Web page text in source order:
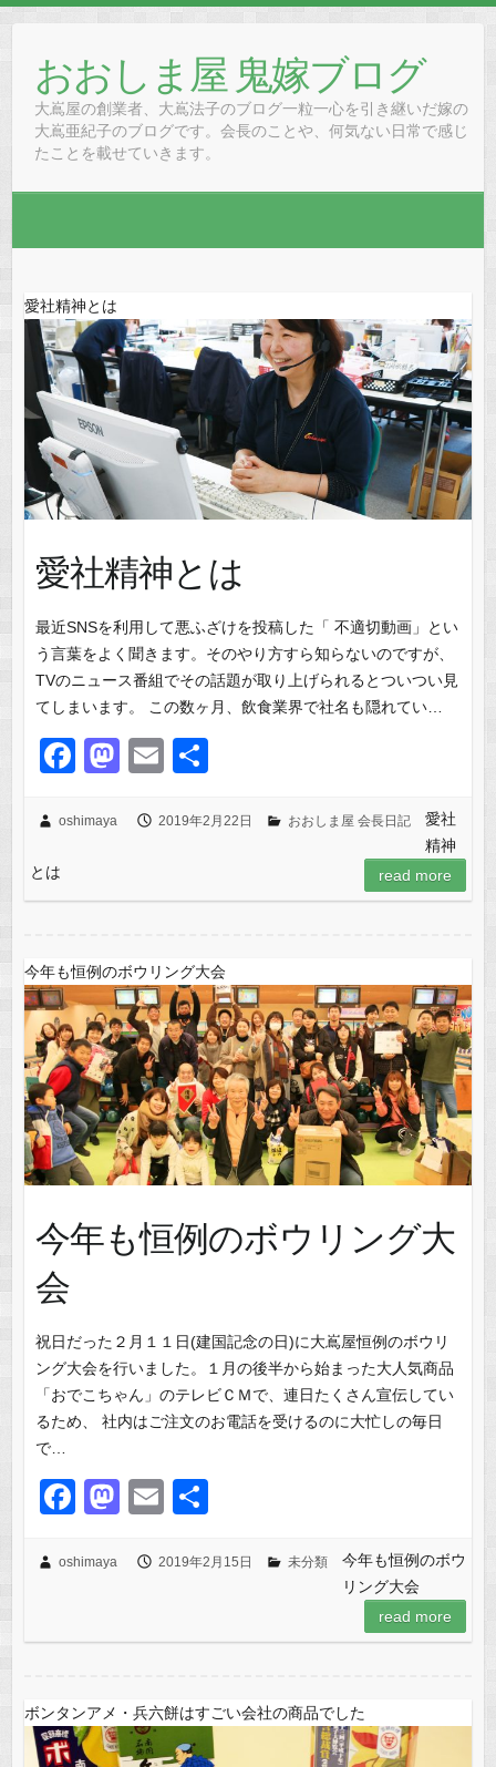
contentおおしま屋 鬼嫁ブログ
大嶌屋の創業者、大嶌法子のブログ一粒一心を引き継いだ嫁の
大嶌亜紀子のブログです。会長のことや、何気ない日常で感じ
たことを載せていきます。
愛社精神とは
愛社精神とは
最近SNSを利用して悪ふざけを投稿した「 不適切動画」とい
う言葉をよく聞きます。そのやり方すら知らないのですが、
TVのニュース番組でその話題が取り上げられるとついつい見
てしまいます。 この数ヶ月、飲食業界で社名も隠れてい…
F
c
b
o
k
M
st
d
n
E
ail
oshimaya 2019年2月22日 おおしま屋 会長日記
愛社
精神
とは
read more
今年も恒例のボウリング大会
今年も恒例のボウリング大
会
祝日だった２月１１日(建国記念の日)に大嶌屋恒例のボウリ
ング大会を行いました。１月の後半から始まった大人気商品
「おでこちゃん」のテレビＣＭで、連日たくさん宣伝してい
るため、 社内はご注文のお電話を受けるのに大忙しの毎日
で…
F
c
b
o
k
M
st
d
n
E
ail
oshimaya 2019年2月15日 未分類
今年も恒例のボウ
リング大会
read more
ボンタンアメ・兵六餅はすごい会社の商品でした